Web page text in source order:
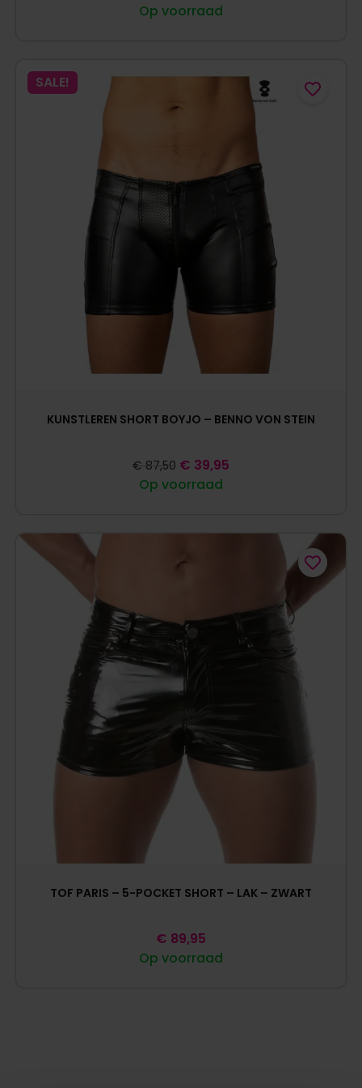
Op voorraad
SALE!
KUNSTLEREN SHORT BOYJO – BENNO VON STEIN
Op voorraad
€ 87,50 € 39,95
TOF PARIS – 5-POCKET SHORT – LAK – ZWART
Op voorraad
€ 89,95